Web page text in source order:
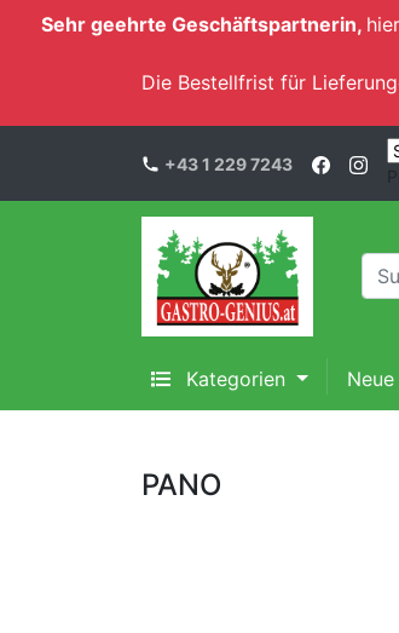
Sehr geehrte Geschäftspartnerin,
Die Bestellfrist für
+43 1 229 7243
Kategorien
PANO